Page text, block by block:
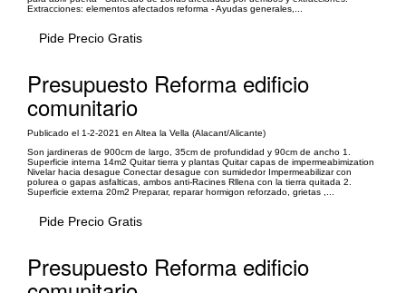
Extracciones: elementos afectados reforma - Ayudas generales,...
Pide Precio Gratis
Presupuesto Reforma edificio
comunitario
Publicado el 1-2-2021 en Altea la Vella (Alacant/Alicante)
Son jardineras de 900cm de largo, 35cm de profundidad y 90cm de ancho 1.
Superficie interna 14m2 Quitar tierra y plantas Quitar capas de impermeabimization
Nivelar hacia desague Conectar desague con sumidedor Impermeabilizar con
polurea o gapas asfalticas, ambos anti-Racines Rllena con la tierra quitada 2.
Superficie externa 20m2 Preparar, reparar hormigon reforzado, grietas ,...
Pide Precio Gratis
Presupuesto Reforma edificio